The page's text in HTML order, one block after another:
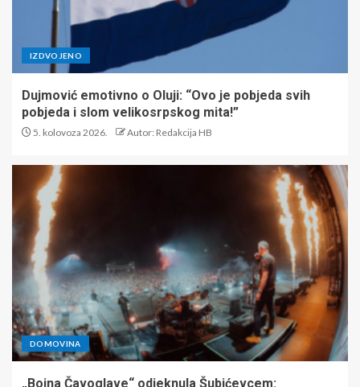
IZDVOJENO
Dujmović emotivno o Oluji: “Ovo je pobjeda svih
pobjeda i slom velikosrpskog mita!”
5. kolovoza 2026. Autor: Redakcija HB
DOMOVINA
„Bojna Čavoglave“ odjeknula Šubićevcem: